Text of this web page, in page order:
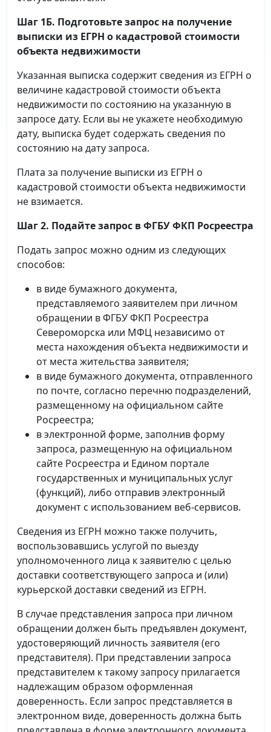
Шаг 1Б. Подготовьте запрос на получение
выписки из ЕГРН о кадастровой стоимости
объекта недвижимости
Указанная выписка содержит сведения из ЕГРН о
величине кадастровой стоимости объекта
недвижимости по состоянию на указанную в
запросе дату. Если вы не укажете необходимую
дату, выписка будет содержать сведения по
состоянию на дату запроса.
Плата за получение выписки из ЕГРН о
кадастровой стоимости объекта недвижимости
не взимается.
Шаг 2. Подайте запрос в ФГБУ ФКП Росреестра
Подать запрос можно одним из следующих
способов:
в виде бумажного документа,
представляемого заявителем при личном
обращении в ФГБУ ФКП Росреестра
Североморска или МФЦ независимо от
места нахождения объекта недвижимости и
от места жительства заявителя;
в виде бумажного документа, отправленного
по почте, согласно перечню подразделений,
размещенному на официальном сайте
Росреестра;
в электронной форме, заполнив форму
запроса, размещенную на официальном
сайте Росреестра и Едином портале
государственных и муниципальных услуг
(функций), либо отправив электронный
документ с использованием веб-сервисов.
Сведения из ЕГРН можно также получить,
воспользовавшись услугой по выезду
уполномоченного лица к заявителю с целью
доставки соответствующего запроса и (или)
курьерской доставки сведений из ЕГРН.
В случае представления запроса при личном
обращении должен быть предъявлен документ,
удостоверяющий личность заявителя (его
представителя). При представлении запроса
представителем к такому запросу прилагается
надлежащим образом оформленная
доверенность. Если запрос представляется в
электронном виде, доверенность должна быть